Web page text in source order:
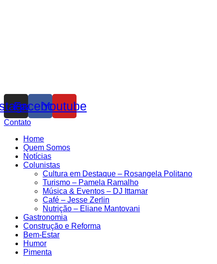
Facebook
Youtube
Contato
Home
Quem Somos
Notícias
Colunistas
Cultura em Destaque – Rosangela Politano
Turismo – Pamela Ramalho
Música & Eventos – DJ Ittamar
Café – Jesse Zerlin
Nutrição – Eliane Mantovani
Gastronomia
Construção e Reforma
Bem-Estar
Humor
Pimenta